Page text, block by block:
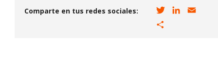
Comparte en tus redes sociales: